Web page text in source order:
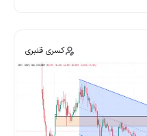
کسری قنبری